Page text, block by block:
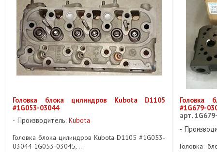
Головка блока цилиндров Kubota D1105
#1G053-03044
Производитель: Kubota
Головка блока цилиндров Kubota D1105 #1G053-
03044 1G053-03045, ...
Головка
#1G679-
арт.
Головка